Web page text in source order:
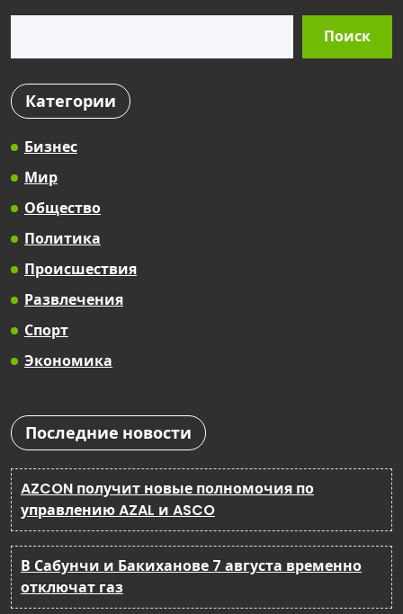
Поиск
Категории
Бизнес
Мир
Общество
Политика
Происшествия
Развлечения
Спорт
Экономика
Последние новости
AZCON получит новые полномочия по
управлению AZAL и ASCO
В Сабунчи и Бакиханове 7 августа временно
отключат газ